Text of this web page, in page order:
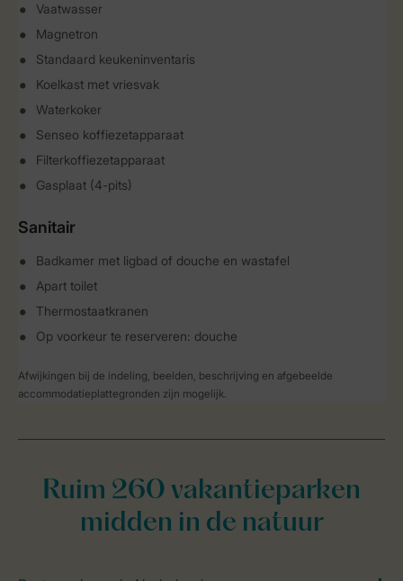
Vaatwasser
Magnetron
Standaard keukeninventaris
Koelkast met vriesvak
Waterkoker
Senseo koffiezetapparaat
Filterkoffiezetapparaat
Gasplaat (4-pits)
Sanitair
Badkamer met ligbad of douche en wastafel
Apart toilet
Thermostaatkranen
Op voorkeur te reserveren: douche
Afwijkingen bij de indeling, beelden, beschrijving en afgebeelde
accommodatieplattegronden zijn mogelijk.
Ruim 260 vakantieparken
midden in de natuur